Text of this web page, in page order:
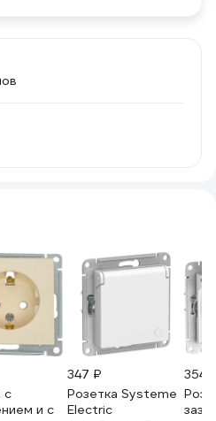
с
и с
347 ₽
Розетка Systeme
Electric
354